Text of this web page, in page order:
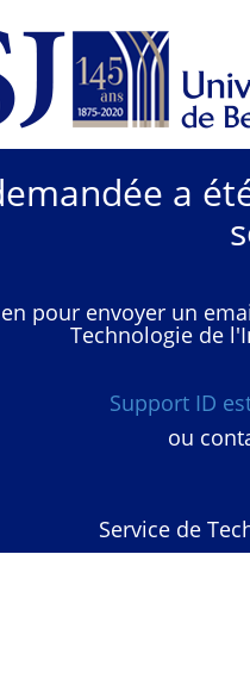
a
pour envoyer un
Technologie de
Support ID
ou
Service de